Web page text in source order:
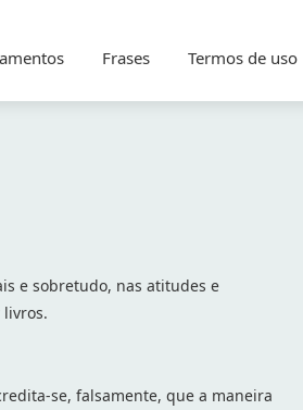
Frases Termos de uso
e sobretudo, nas atitudes e
livros.
se, falsamente, que a maneira